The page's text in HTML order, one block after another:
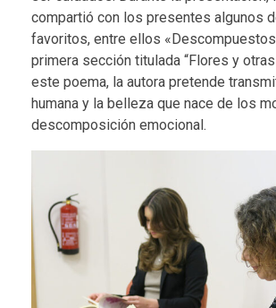
compartió con los presentes algunos
favoritos, entre ellos
primera sección titulada “Flores y
este poema, la autora pretende
humana y la belleza que nace de los
descomposición emocional.